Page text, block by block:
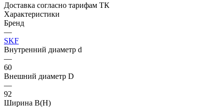
Доставка согласно тарифам ТК
Характеристики
Бренд
—
SKF
Внутренний диаметр d
—
60
Внешний диаметр D
—
92
Ширина B(H)